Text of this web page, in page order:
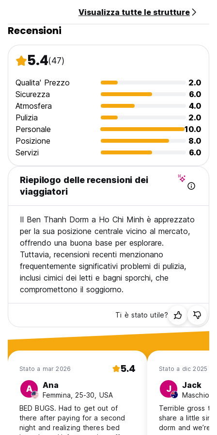
7. Nessun coprifuoco.
8. Non si fuma in camera, ma è prevista un'area dedicata.
9. Orario di lavoro della reception: 24 ore.
11. Non è consentito bere troppo.
12. Non è consentito fare rumore. (Auto-translated from
original language)
Visualizza tutte le strutture
Recensioni
5.4(47)
Qualita' Prezzo
2.0
Sicurezza
6.0
Atmosfera
4.0
Pulizia
2.0
Personale
10.0
Posizione
8.0
Servizi
6.0
Riepilogo delle recensioni dei
viaggiatori
Il Ben Thanh Dorm a Ho Chi Minh è apprezzato
per la sua posizione centrale vicino al mercato,
offrendo una buona base per esplorare.
Tuttavia, recensioni recenti menzionano
frequentemente significativi problemi di pulizia,
inclusi cimici dei letti e bagni sporchi, che
compromettono il soggiorno.
Ti è stato utile?
Stato a mar 2026 5.4
A Ana
Femmina, 25-30, USA
BED BUGS. Had to get out of
there after paying for a second
night and realizing theres bed
Stato a dic 2025
J Jack
Maschio,
Terrible gross
share a little
dorm and we’re